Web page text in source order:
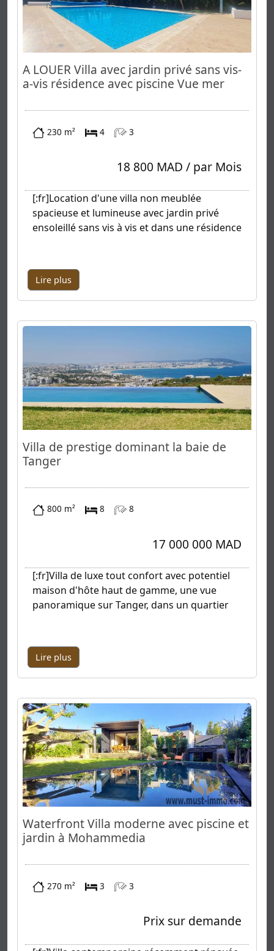
A LOUER Villa avec jardin privé sans vis-
a-vis résidence avec piscine Vue mer
230 m² 4 3
18 800 MAD / par Mois
[:fr]Location d'une villa non meublée
spacieuse et lumineuse avec jardin privé
ensoleillé sans vis à vis et dans une résidence
Lire plus
Villa de prestige dominant la baie de
Tanger
800 m² 8 8
17 000 000 MAD
[:fr]Villa de luxe tout confort avec potentiel
maison d'hôte haut de gamme, une vue
panoramique sur Tanger, dans un quartier
Lire plus
Waterfront Villa moderne avec piscine et
jardin à Mohammedia
270 m² 3 3
Prix sur demande